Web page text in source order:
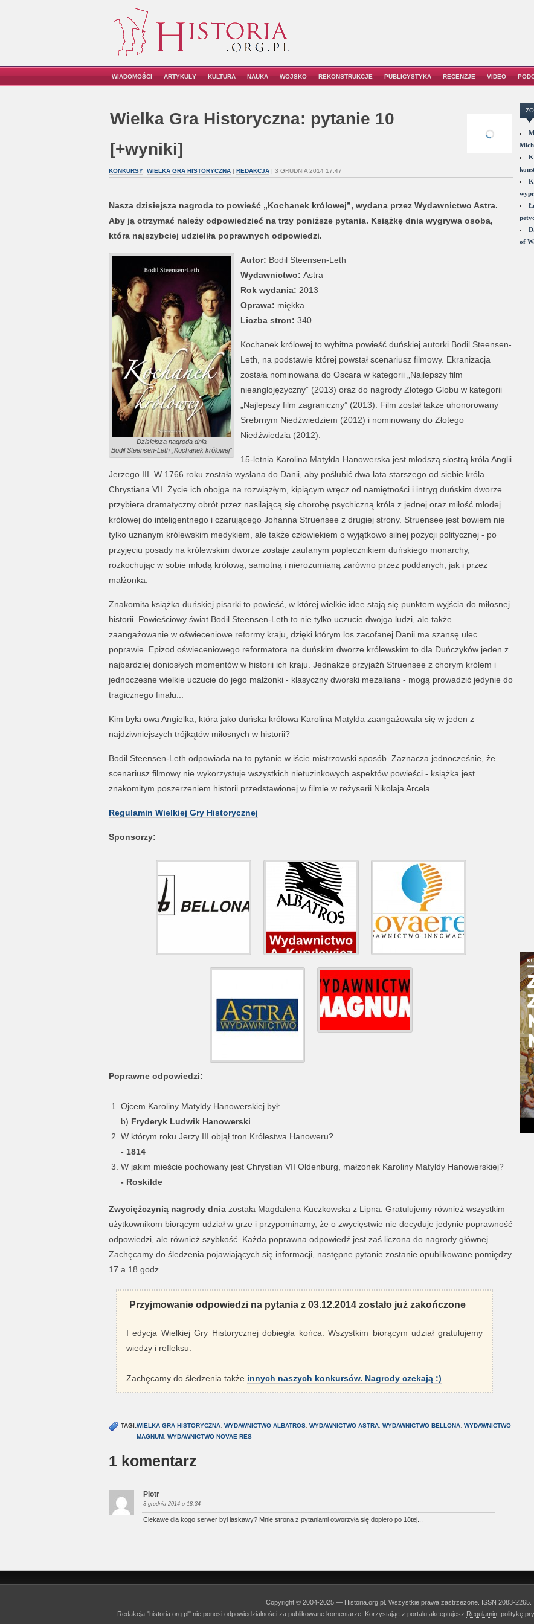
WIADOMOŚCI ARTYKUŁY KULTURA NAUKA WOJSKO REKONSTRUKCJE PUBLICYSTYKA RECENZJE VIDEO
Wielka Gra Historyczna: pytanie 10
[+wyniki]
KONKURSY, WIELKA GRA HISTORYCZNA| REDAKCJA| 3 GRUDNIA 2014 17:47
Nasza dzisiejsza nagroda to powieść „Kochanek królowej”, wydana przez Wydawnictwo Astra.
Aby ją otrzymać należy odpowiedzieć na trzy poniższe pytania. Książkę dnia wygrywa osoba,
która najszybciej udzieliła poprawnych odpowiedzi.
Dzisiejsza nagroda dnia
Bodil Steensen-Leth „Kochanek królowej”
Autor: Bodil Steensen-Leth
Wydawnictwo: Astra
Rok wydania: 2013
Oprawa: miękka
Liczba stron: 340
Kochanek królowej to wybitna powieść duńskiej autorki Bodil Steensen-
Leth, na podstawie której powstał scenariusz filmowy. Ekranizacja
została nominowana do Oscara w kategorii „Najlepszy film
nieanglojęzyczny” (2013) oraz do nagrody Złotego Globu w kategorii
„Najlepszy film zagraniczny” (2013). Film został także uhonorowany
Srebrnym Niedźwiedziem (2012) i nominowany do Złotego
Niedźwiedzia (2012).
15-letnia Karolina Matylda Hanowerska jest młodszą siostrą króla Anglii
Jerzego III. W 1766 roku została wysłana do Danii, aby poślubić dwa lata starszego od siebie króla
Chrystiana VII. Życie ich obojga na rozwiązłym, kipiącym wręcz od namiętności i intryg duńskim dworze
przybiera dramatyczny obrót przez nasilającą się chorobę psychiczną króla z jednej oraz miłość młodej
królowej do inteligentnego i czarującego Johanna Struensee z drugiej strony. Struensee jest bowiem nie
tylko uznanym królewskim medykiem, ale także człowiekiem o wyjątkowo silnej pozycji politycznej - po
przyjęciu posady na królewskim dworze zostaje zaufanym poplecznikiem duńskiego monarchy,
rozkochując w sobie młodą królową, samotną i nierozumianą zarówno przez poddanych, jak i przez
małżonka.
Znakomita książka duńskiej pisarki to powieść, w której wielkie idee stają się punktem wyjścia do miłosnej
historii. Powieściowy świat Bodil Steensen-Leth to nie tylko uczucie dwojga ludzi, ale także
zaangażowanie w oświeceniowe reformy kraju, dzięki którym los zacofanej Danii ma szansę ulec
poprawie. Epizod oświeceniowego reformatora na duńskim dworze królewskim to dla Duńczyków jeden z
najbardziej doniosłych momentów w historii ich kraju. Jednakże przyjaźń Struensee z chorym królem i
jednoczesne wielkie uczucie do jego małżonki - klasyczny dworski mezalians - mogą prowadzić jedynie do
tragicznego finału...
Kim była owa Angielka, która jako duńska królowa Karolina Matylda zaangażowała się w jeden z
najdziwniejszych trójkątów miłosnych w historii?
Bodil Steensen-Leth odpowiada na to pytanie w iście mistrzowski sposób. Zaznacza jednocześnie, że
scenariusz filmowy nie wykorzystuje wszystkich nietuzinkowych aspektów powieści - książka jest
znakomitym poszerzeniem historii przedstawionej w filmie w reżyserii Nikolaja Arcela.
Regulamin Wielkiej Gry Historycznej
Sponsorzy:
Poprawne odpowiedzi:
Ojcem Karoliny Matyldy Hanowerskiej był:
b) Fryderyk Ludwik Hanowerski
W którym roku Jerzy III objął tron Królestwa Hanoweru?
- 1814
W jakim mieście pochowany jest Chrystian VII Oldenburg, małżonek Karoliny Matyldy Hanowerskiej?
- Roskilde
Zwyciężczynią nagrody dniazostała Magdalena Kuczkowska z Lipna. Gratulujemy również wszystkim
użytkownikom biorącym udział w grze i przypominamy, że o zwycięstwie nie decyduje jedynie poprawność
odpowiedzi, ale również szybkość. Każda poprawna odpowiedź jest zaś liczona do nagrody głównej.
Zachęcamy do śledzenia pojawiających się informacji, następne pytanie zostanie opublikowane pomiędzy
17 a 18 godz.
Przyjmowanie odpowiedzi na pytania z 03.12.2014 zostało już zakończone
I edycja Wielkiej Gry Historycznej dobiegła końca. Wszystkim biorącym udział gratulujemy
wiedzy i refleksu.
Zachęcamy do śledzenia także innych naszych konkursów. Nagrody czekają :)
TAGI:WIELKA GRA HISTORYCZNA, WYDAWNICTWO ALBATROS, WYDAWNICTWO ASTRA, WYDAWNICTWO BELLONA, WYDAWNICTWO
MAGNUM, WYDAWNICTWO NOVAE RES
1 komentarz
Piotr
3 grudnia 2014 o 18:34
Ciekawe dla kogo serwer był łaskawy? Mnie strona z pytaniami otworzyła się dopiero po 18tej...
of
Copyright © 2004-2025 — Historia.org.pl. Wszystkie prawa zastrzeżone. ISSN 2083-2265.
Redakcja "historia.org.pl" nie ponosi odpowiedzialności za publikowane komentarze. Korzystając z portalu akceptujesz Regulamin, politykę